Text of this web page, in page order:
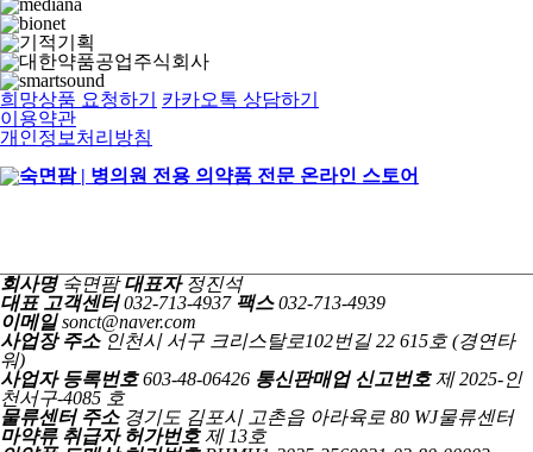
희망상품 요청하기
카카오톡 상담하기
이용약관
개인정보처리방침
회사명숙면팜 대표자 정진석
대표 고객센터032-713-4937 팩스032-713-4939
이메일sonct@naver.com
사업장 주소 인천시 서구 크리스탈로102번길 22 615호 (경연타
워)
사업자 등록번호603-48-06426 통신판매업 신고번호제 2025-인
천서구-4085 호
물류센터 주소경기도 김포시 고촌읍 아라육로 80 WJ물류센터
마약류 취급자 허가번호제 13호